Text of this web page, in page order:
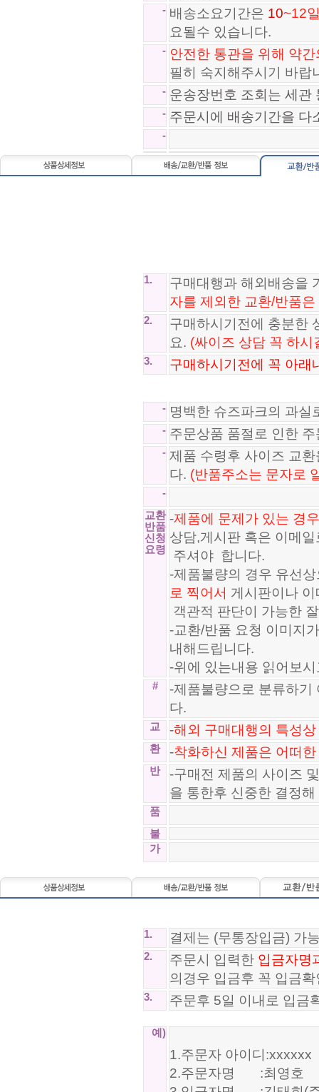
*SA급*나이키 줌 플라이 Nike Zo..
97,800원
구찌 GUCCI 834691
96,800원
- 배송소요기간은 10~12
요될수 있습니다.
- 안전한 통관을 위해 약
필히 숙지해주시기 바랍
- 운송장번호 조회는 세관
- 주문시에 배송기간을 다
-
1.
구매대행과 해외배송을
자를 제외한 교환/반품
2.
구매하시기전에 충분한
요. (싸이즈 상담 꼭 하시
3. 구매하시기전에 꼭 아래
- 명백한 슈즈파크의 과실
- 주문상품 품절로 인한
- 제품 수령후 사이즈 교
다. (반품주소는 문자로
-
교환
반품
신청
요령
-제품에 문제가 있는 경
상담,게시판 혹은 이메
주셔야 합니다.
-제품불량의 경우 유선
로 찍어서 게시판이나
객관적 판단이 가능한
-교환/반품 요청 이미지
내해드립니다.
-위에 있는내용 읽어보
#
-제품불량으로 분류하기
다.
교 -해외 구매대행의 특성
환 -착화하신 제품은 어떠
반
-구매전 제품의 사이즈
을 통한후 신중한 결정
품
불
가
1. 결제는 (무통장입금) 가
2. 주문시 입력한 입금자명
의경우 입금후 꼭 입금
3. 주문후 5일 이내로 입금
예)
1.주문자 아이디:xxxxxx
2.주문자명 :최영호